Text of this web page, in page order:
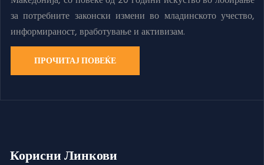
за потребните законски измени во младинското учество,
информираност, вработување и активизам.
ПРОЧИТАЈ ПОВЕЌЕ
Корисни Линкови